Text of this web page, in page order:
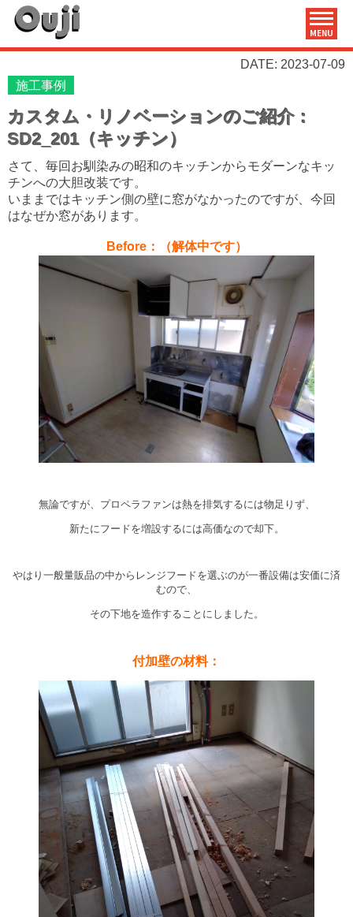
MENU
DATE: 2023-07-09
施工事例
カスタム・リノベーションのご紹介：
SD2_201（キッチン）
さて、毎回お馴染みの昭和のキッチンからモダーンなキッ
チンへの大胆改装です。
いままではキッチン側の壁に窓がなかったのですが、今回
はなぜか窓があります。
Before：（解体中です）
無論ですが、プロペラファンは熱を排気するには物足りず、
新たにフードを増設するには高価なので却下。
やはり一般量販品の中からレンジフードを選ぶのが一番設備は安価に済
むので、
その下地を造作することにしました。
付加壁の材料：